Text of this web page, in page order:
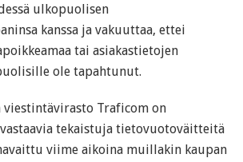
ulkopuolisen
kanssa ja vakuuttaa, ettei
tai asiakastietojen
ole tapahtunut.
viestintävirasto Traficom on
tekaistuja tietovuotoväitteitä
viime aikoina muillakin kaupan